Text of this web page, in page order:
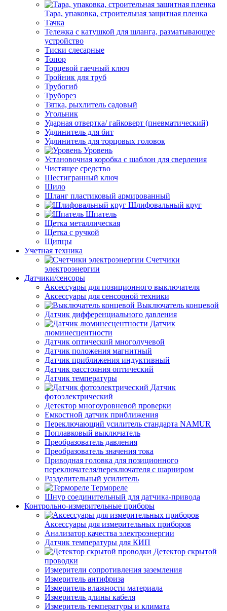
Тара, упаковка, строительная защитная пленка
Тачка
Тележка с катушкой для шланга, разматывающее
устройство
Тиски слесарные
Топор
Торцевой гаечный ключ
Тройник для труб
Трубогиб
Труборез
Тяпка, рыхлитель садовый
Угольник
Ударная отвертка/ гайковерт (пневматический)
Удлинитель для бит
Удлинитель для торцовых головок
Уровень
Установочная коробка с шаблон для сверления
Чистящее средство
Шестигранный ключ
Шило
Шланг пластиковый армированный
Шлифовальный круг
Шпатель
Щетка металлическая
Щетка с ручкой
Щипцы
Учетная техника
Счетчики
электроэнергии
Датчики/сенсоры
Аксессуары для позиционного выключателя
Аксессуары для сенсорной техники
Выключатель концевой
Датчик дифференциального давления
Датчик
люминесцентности
Датчик оптический многолучевой
Датчик положения магнитный
Датчик приближения индуктивный
Датчик расстояния оптический
Датчик температуры
Датчик
фотоэлектрический
Детектор многоуровневой проверки
Емкостной датчик приближения
Переключающий усилитель стандарта NAMUR
Поплавковый выключатель
Преобразователь давления
Преобразователь значения тока
Приводная головка для позиционного
переключателя/переключателя с шарниром
Разделительный усилитель
Термореле
Шнур соединительный для датчика-привода
Контрольно-измерительные приборы
Аксессуары для измерительных приборов
Анализатор качества электроэнергии
Датчик температуры для КИП
Детектор скрытой
проводки
Измерители сопротивления заземления
Измеритель антифриза
Измеритель влажности материала
Измеритель длины кабеля
Измеритель температуры и климата